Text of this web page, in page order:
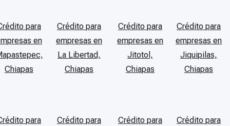
para
en
Chiapas
Crédito para
empresas en
La Libertad,
Chiapas
Crédito para
empresas en
Jitotol,
Chiapas
Crédito para
empresas en
Jiquipilas,
Chiapas
para
Crédito para
Crédito para
Crédito para